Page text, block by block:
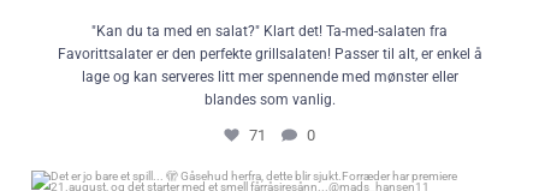
"Kan du ta med en salat?" Klart det! Ta-med-salaten fra
Favorittsalater er den perfekte grillsalaten! Passer til alt, er enkel å
lage og kan serveres litt mer spennende med mønster eller
blandes som vanlig.
71 0
Det er jo bare et spill... 🫣 Gåsehud herfra, dette blir sjukt.